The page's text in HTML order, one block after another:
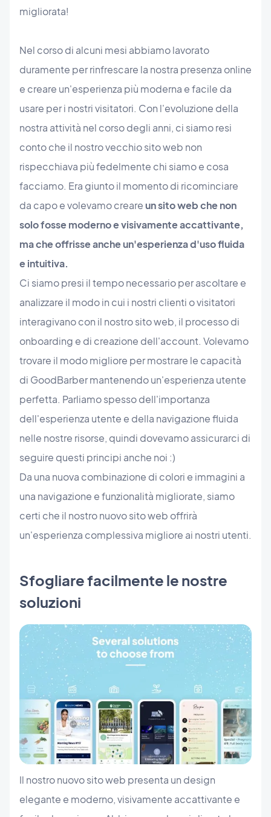
migliorata!
Nel corso di alcuni mesi abbiamo lavorato
duramente per rinfrescare la nostra presenza online
e creare un'esperienza più moderna e facile da
usare per i nostri visitatori. Con l'evoluzione della
nostra attività nel corso degli anni, ci siamo resi
conto che il nostro vecchio sito web non
rispecchiava più fedelmente chi siamo e cosa
facciamo. Era giunto il momento di ricominciare
da capo e volevamo creareun sito web che non
solo fosse moderno e visivamente accattivante,
ma che offrisse anche un'esperienza d'uso fluida
e intuitiva.
Ci siamo presi il tempo necessario per ascoltare e
analizzare il modo in cui i nostri clienti o visitatori
interagivano con il nostro sito web, il processo di
onboarding e di creazione dell'account. Volevamo
trovare il modo migliore per mostrare le capacità
di GoodBarber mantenendo un'esperienza utente
perfetta. Parliamo spesso dell'importanza
dell'esperienza utente e della navigazione fluida
nelle nostre risorse, quindi dovevamo assicurarci di
seguire questi principi anche noi :)
Da una nuova combinazione di colori e immagini a
una navigazione e funzionalità migliorate, siamo
certi che il nostro nuovo sito web offrirà
un'esperienza complessiva migliore ai nostri utenti.
Sfogliare facilmente le nostre
soluzioni
Il nostro nuovo sito web presenta un design
elegante e moderno, visivamente accattivante e